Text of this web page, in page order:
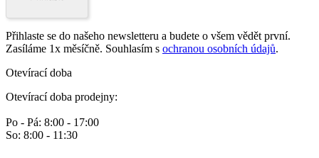
Přihlaste se do našeho newsletteru a budete o všem vědět první.
Zasíláme 1x měsíčně. Souhlasím s ochranou osobních údajů.
Otevírací doba
Otevírací doba prodejny:
Po - Pá: 8:00 - 17:00
So: 8:00 - 11:30